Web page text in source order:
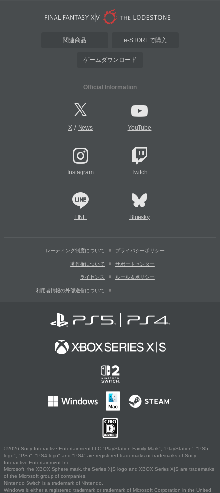
関連商品 e-STOREで購入
ゲームダウンロード
Official Information
X/ News YouTube
Instagram Twitch
LINE Bluesky
レーティング制度について プライバシーポリシー
著作権について サポートセンター
ライセンス ルール＆ポリシー
利用者情報の外部送信について
©2026 Sony Interactive Entertainment LLC."PlayStation Family Mark", "PlayStation", "PS5
logo", "PS5", "PS4 logo" and "PS4" are registered trademarks or trademarks of Sony
Interactive Entertainment Inc.
Microsoft, the XBOX Sphere mark, the Series X|S logo and XBOX Series X|S are trademarks
of the Microsoft group of companies.
Nintendo Switch is a trademark of Nintendo.
Windows is either a registered trademark or trademark of Microsoft Corporation in the United